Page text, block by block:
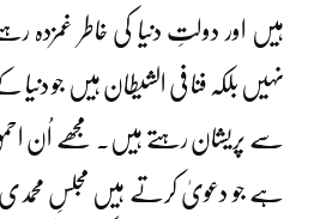
ہیں اور دولتِ دنیا کی خاطر غمزدہ
نہیں بلکہ فنا فی الشیطان ہیں جو
سے پریشان رہتے ہیں۔ مجھے اُن
ہے جو دعویٰ کرتے ہیں مجلسِ